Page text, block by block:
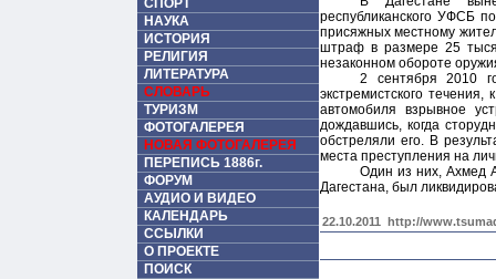
СПОРТ
НАУКА
ИСТОРИЯ
РЕЛИГИЯ
ЛИТЕРАТУРА
СЛОВАРЬ
ТУРИЗМ
ФОТОГАЛЕРЕЯ
НОВАЯ ФОТОГАЛЕРЕЯ
ПЕРЕПИСЬ 1886г.
ФОРУМ
АУДИО И ВИДЕО
КАЛЕНДАРЬ
ССЫЛКИ
О ПРОЕКТЕ
ПОИСК
республиканского УФСБ
присяжных местному
штраф в размере 25
незаконном обороте
2 сентября 2010
экстремистского
автомобиля взрывное
дождавшись, когда
обстреляли его. В
места преступления на
Один из них, Ахмед
Дагестана, был
22.10.2011 http://